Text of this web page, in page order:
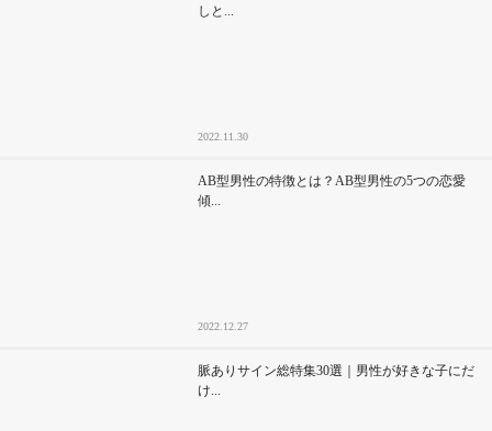
しと...
2022.11.30
AB型男性の特徴とは？AB型男性の5つの恋愛
傾...
2022.12.27
脈ありサイン総特集30選｜男性が好きな子にだ
け...